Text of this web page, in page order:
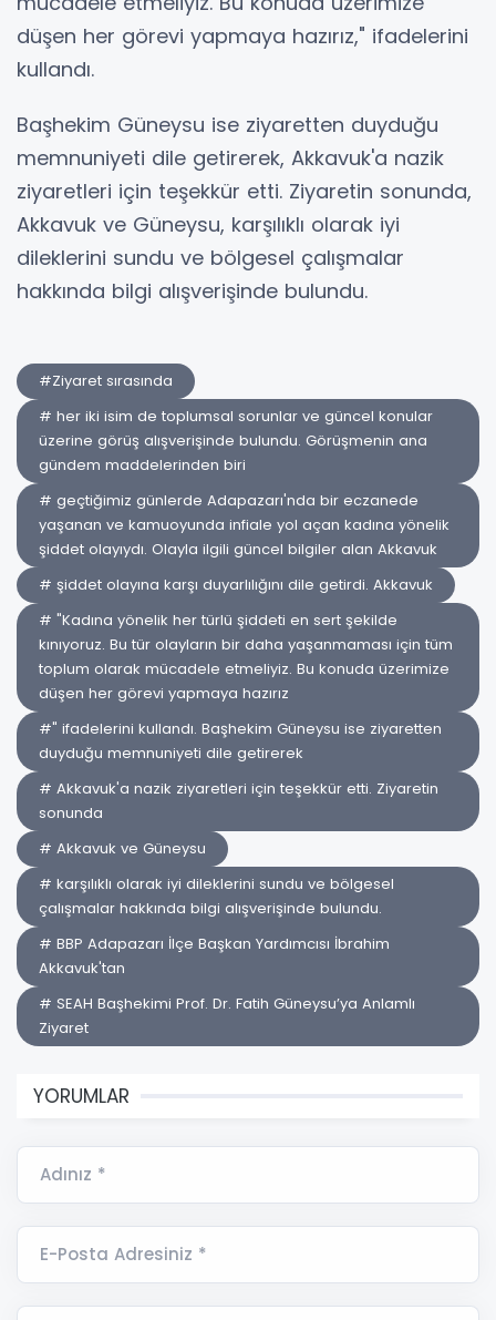
düşen her görevi yapmaya hazırız," ifadelerini
kullandı.
Başhekim Güneysu ise ziyaretten duyduğu
memnuniyeti dile getirerek, Akkavuk'a nazik
ziyaretleri için teşekkür etti. Ziyaretin sonunda,
Akkavuk ve Güneysu, karşılıklı olarak iyi
dileklerini sundu ve bölgesel çalışmalar
hakkında bilgi alışverişinde bulundu.
#Ziyaret sırasında
# her iki isim de toplumsal sorunlar ve güncel konular
üzerine görüş alışverişinde bulundu. Görüşmenin ana
gündem maddelerinden biri
# geçtiğimiz günlerde Adapazarı'nda bir eczanede
yaşanan ve kamuoyunda infiale yol açan kadına yönelik
şiddet olayıydı. Olayla ilgili güncel bilgiler alan Akkavuk
# şiddet olayına karşı duyarlılığını dile getirdi. Akkavuk
# "Kadına yönelik her türlü şiddeti en sert şekilde
kınıyoruz. Bu tür olayların bir daha yaşanmaması için tüm
toplum olarak mücadele etmeliyiz. Bu konuda üzerimize
düşen her görevi yapmaya hazırız
#" ifadelerini kullandı. Başhekim Güneysu ise ziyaretten
duyduğu memnuniyeti dile getirerek
# Akkavuk'a nazik ziyaretleri için teşekkür etti. Ziyaretin
sonunda
# Akkavuk ve Güneysu
# karşılıklı olarak iyi dileklerini sundu ve bölgesel
çalışmalar hakkında bilgi alışverişinde bulundu.
# BBP Adapazarı İlçe Başkan Yardımcısı İbrahim
Akkavuk'tan
# SEAH Başhekimi Prof. Dr. Fatih Güneysu’ya Anlamlı
Ziyaret
YORUMLAR
Adınız *
E-Posta Adresiniz *